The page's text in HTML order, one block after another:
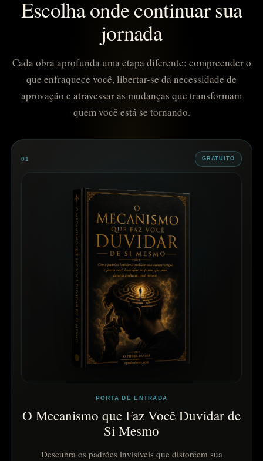
Escolha onde continuar sua
jornada
Cada obra aprofunda uma etapa diferente: compreender o
que enfraquece você, libertar-se da necessidade de
aprovação e atravessar as mudanças que transformam
quem você está se tornando.
01 GRATUITO
PORTA DE ENTRADA
O Mecanismo que Faz Você Duvidar de
Si Mesmo
Descubra os padrões invisíveis que distorcem sua